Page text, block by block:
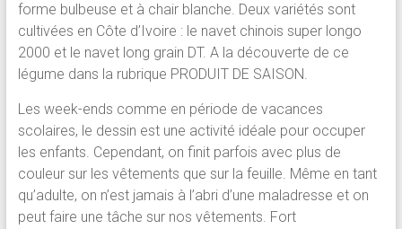
forme bulbeuse et à chair blanche. Deux variétés sont
cultivées en Côte d’Ivoire : le navet chinois super longo
2000 et le navet long grain DT. A la découverte de ce
légume dans la rubrique PRODUIT DE SAISON.
Les week-ends comme en période de vacances
scolaires, le dessin est une activité idéale pour occuper
les enfants. Cependant, on finit parfois avec plus de
couleur sur les vêtements que sur la feuille. Même en tant
qu’adulte, on n’est jamais à l’abri d’une maladresse et on
peut faire une tâche sur nos vêtements. Fort